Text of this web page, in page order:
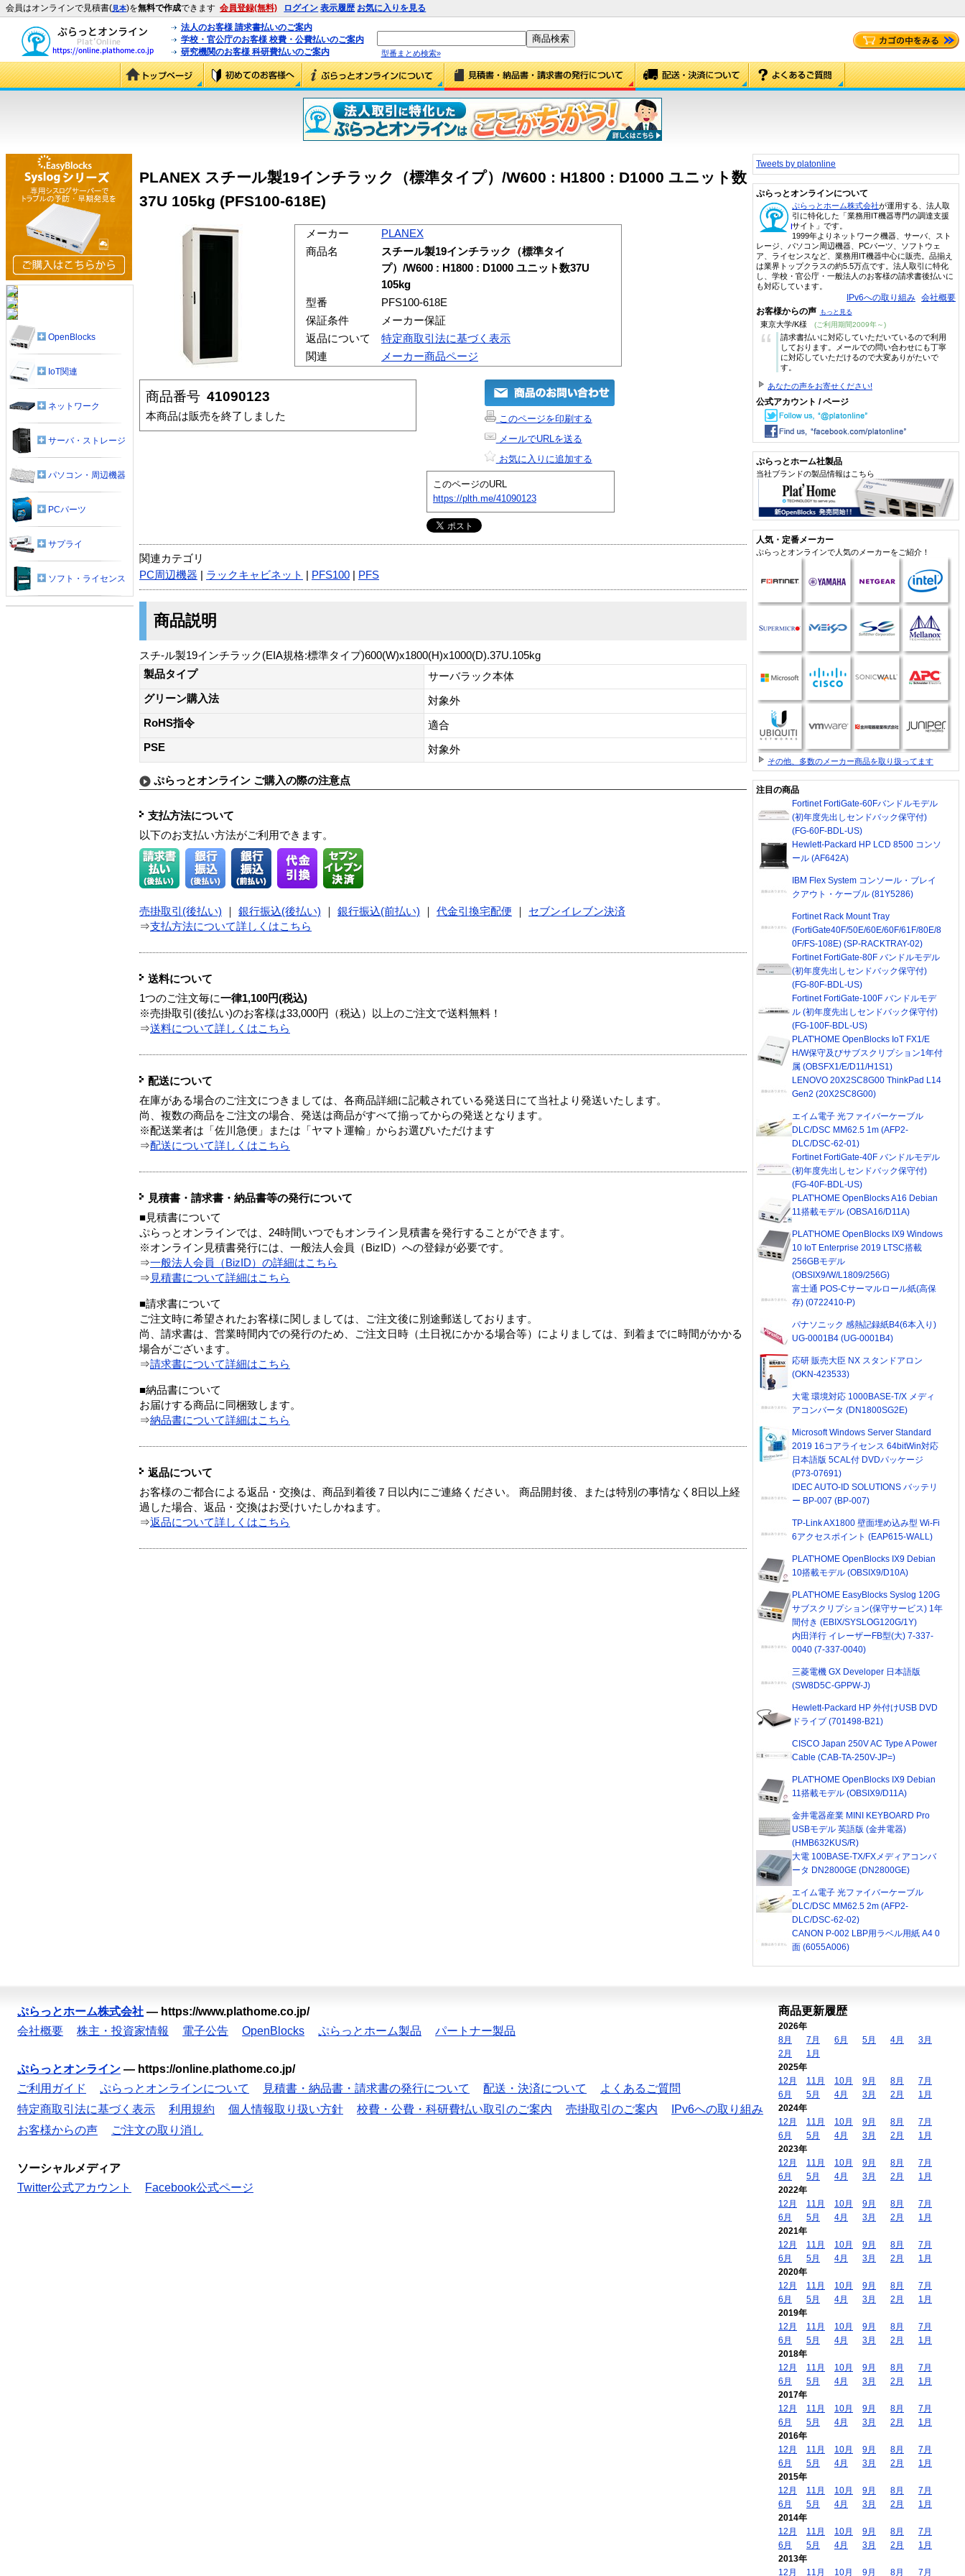
会員はオンラインで見積書(見本)を無料で作成できます 会員登録(無料) ログイン 表示履歴 お気に入りを見る
法人のお客様 請求書払いのご案内
学校・官公庁のお客様 校費・公費払いのご案内
研究機関のお客様 科研費払いのご案内
型番まとめ検索»
PLANEX スチール製19インチラック（標準タイプ）/W600 : H1800 : D1000 ユニット数
37U 105kg (PFS100-618E)
メーカー
PLANEX
商品名
スチール製19インチラック（標準タイ
プ）/W600 : H1800 : D1000 ユニット数37U
105kg
型番
PFS100-618E
保証条件
メーカー保証
返品について
特定商取引法に基づく表示
関連
メーカー商品ページ
商品番号 41090123
本商品は販売を終了しました
このページを印刷する
メールでURLを送る
お気に入りに追加する
このページのURL
https://plth.me/41090123
関連カテゴリ
PC周辺機器
ラックキャビネット PFS100 PFS
商品説明
スチ-ル製19インチラック(EIA規格:標準タイプ)600(W)x1800(H)x1000(D).37U.105kg
製品タイプ
サーバラック本体
グリーン購入法
対象外
RoHS指令
適合
PSE
対象外
ぷらっとオンライン ご購入の際の注意点
支払方法について
以下のお支払い方法がご利用できます。
売掛取引(後払い) 銀行振込(後払い) 銀行振込(前払い) 代金引換宅配便
セブンイレブン決済
⇒支払方法について詳しくはこちら
送料について
1つのご注文毎に一律1,100円(税込)
※売掛取引(後払い)のお客様は33,000円（税込）以上のご注文で送料無料！
⇒送料について詳しくはこちら
配送について
在庫がある場合のご注文につきましては、各商品詳細に記載されている発送日にて当社より発送いたします。
尚、複数の商品をご注文の場合、発送は商品がすべて揃ってからの発送となります。
※配送業者は「佐川急便」または「ヤマト運輸」からお選びいただけます
⇒配送について詳しくはこちら
見積書・請求書・納品書等の発行について
■見積書について
ぷらっとオンラインでは、24時間いつでもオンライン見積書を発行することができます。
※オンライン見積書発行には、一般法人会員（BizID）への登録が必要です。
⇒一般法人会員（BizID）の詳細はこちら
⇒ 見積書について詳細はこちら
■請求書について
ご注文時に希望されたお客様に関しましては、ご注文後に別途郵送しております。
尚、請求書は、営業時間内での発行のため、ご注文日時（土日祝にかかる場合等）によりましては、到着までに時間がかかる
場合がございます。
⇒請求書について詳細はこちら
■納品書について
お届けする商品に同梱致します。
⇒納品書について詳細はこちら
返品について
お客様のご都合による返品・交換は、商品到着後７日以内にご連絡ください。 商品開封後、または特別の事情なく8日以上経
過した場合、返品・交換はお受けいたしかねます。
⇒返品について詳しくはこちら
OpenBlocks
IoT関連
ネットワーク
サーバ・ストレージ
パソコン・周辺機器
PCパーツ
サプライ
ソフト・ライセンス
Tweets by platonline
ぷらっとオンラインについて
ぷらっとホーム株式会社が運用する、法人取
引に特化した「業務用IT機器専門の調達支援
サイト」です。
1999年よりネットワーク機器、サーバ、スト
レージ、パソコン周辺機器、PCパーツ、ソフトウェ
ア、ライセンスなど、業務用IT機器中心に販売。品揃え
は業界トップクラスの約5.5万点です。法人取引に特化
し、学校・官公庁・一般法人のお客様の請求書後払いに
も対応しています。
IPv6への取り組み 会社概要
お客様からの声 もっと見る
東京大学/K様 (ご利用期間2009年～)
“
請求書払いに対応していただいているので利用
しております。メールでの問い合わせにも丁寧
に対応していただけるので大変ありがたいで
す。
あなたの声をお寄せください!
公式アカウント / ページ
ぷらっとホーム社製品
当社ブランドの製品情報はこちら
人気・定番メーカー
ぷらっとオンラインで人気のメーカーをご紹介！
その他、多数のメーカー商品を取り扱ってます
注目の商品
Fortinet FortiGate-60Fバンドルモデル
(初年度先出しセンドバック保守付)
(FG-60F-BDL-US)
Hewlett-Packard HP LCD 8500 コンソ
ール (AF642A)
IBM Flex System コンソール・ブレイ
クアウト・ケーブル (81Y5286)
Fortinet Rack Mount Tray
(FortiGate40F/50E/60E/60F/61F/80E/8
0F/FS-108E) (SP-RACKTRAY-02)
Fortinet FortiGate-80F バンドルモデル
(初年度先出しセンドバック保守付)
(FG-80F-BDL-US)
Fortinet FortiGate-100F バンドルモデ
ル (初年度先出しセンドバック保守付)
(FG-100F-BDL-US)
PLAT'HOME OpenBlocks IoT FX1/E
H/W保守及びサブスクリプション1年付
属 (OBSFX1/E/D11/H1S1)
LENOVO 20X2SC8G00 ThinkPad L14
Gen2 (20X2SC8G00)
エイム電子 光ファイバーケーブル
DLC/DSC MM62.5 1m (AFP2-
DLC/DSC-62-01)
Fortinet FortiGate-40F バンドルモデル
(初年度先出しセンドバック保守付)
(FG-40F-BDL-US)
PLAT'HOME OpenBlocks A16 Debian
11搭載モデル (OBSA16/D11A)
PLAT'HOME OpenBlocks IX9 Windows
10 IoT Enterprise 2019 LTSC搭載
256GBモデル
(OBSIX9/W/L1809/256G)
富士通 POS-Cサーマルロール紙(高保
存) (0722410-P)
パナソニック 感熱記録紙B4(6本入り)
UG-0001B4 (UG-0001B4)
応研 販売大臣 NX スタンドアロン
(OKN-423533)
大電 環境対応 1000BASE-T/X メディ
アコンバータ (DN1800SG2E)
Microsoft Windows Server Standard
2019 16コアライセンス 64bitWin対応
日本語版 5CAL付 DVDパッケージ
(P73-07691)
IDEC AUTO-ID SOLUTIONS バッテリ
ー BP-007 (BP-007)
TP-Link AX1800 壁面埋め込み型 Wi-Fi
6アクセスポイント (EAP615-WALL)
PLAT'HOME OpenBlocks IX9 Debian
10搭載モデル (OBSIX9/D10A)
PLAT'HOME EasyBlocks Syslog 120G
サブスクリプション(保守サービス) 1年
間付き (EBIX/SYSLOG120G/1Y)
内田洋行 イレーザーFB型(大) 7-337-
0040 (7-337-0040)
三菱電機 GX Developer 日本語版
(SW8D5C-GPPW-J)
Hewlett-Packard HP 外付けUSB DVD
ドライブ (701498-B21)
CISCO Japan 250V AC Type A Power
Cable (CAB-TA-250V-JP=)
PLAT'HOME OpenBlocks IX9 Debian
11搭載モデル (OBSIX9/D11A)
金井電器産業 MINI KEYBOARD Pro
USBモデル 英語版 (金井電器)
(HMB632KUS/R)
大電 100BASE-TX/FXメディアコンバ
ータ DN2800GE (DN2800GE)
エイム電子 光ファイバーケーブル
DLC/DSC MM62.5 2m (AFP2-
DLC/DSC-62-02)
CANON P-002 LBP用ラベル用紙 A4 0
面 (6055A006)
ぷらっとホーム株式会社 — https://www.plathome.co.jp/
会社概要
株主・投資家情報 電子公告 OpenBlocks ぷらっとホーム製品 パートナー製品
ぷらっとオンライン — https://online.plathome.co.jp/
ご利用ガイド
ぷらっとオンラインについて 見積書・納品書・請求書の発行について 配送・決済について
よくあるご質問
特定商取引法に基づく表示
利用規約 個人情報取り扱い方針 校費・公費・科研費払い取引のご案内 売掛取引のご案内
IPv6への取り組み
お客様からの声
ご注文の取り消し
ソーシャルメディア
Twitter公式アカウント
Facebook公式ページ
商品更新履歴
2026年
8月
7月 6月 5月 4月
3月
2月
1月
2025年
12月
11月 10月 9月 8月
7月
6月
5月 4月 3月 2月
1月
2024年
12月
11月 10月 9月 8月
7月
6月
5月 4月 3月 2月
1月
2023年
12月
11月 10月 9月 8月
7月
6月
5月 4月 3月 2月
1月
2022年
12月
11月 10月 9月 8月
7月
6月
5月 4月 3月 2月
1月
2021年
12月
11月 10月 9月 8月
7月
6月
5月 4月 3月 2月
1月
2020年
12月
11月 10月 9月 8月
7月
6月
5月 4月 3月 2月
1月
2019年
12月
11月 10月 9月 8月
7月
6月
5月 4月 3月 2月
1月
2018年
12月
11月 10月 9月 8月
7月
6月
5月 4月 3月 2月
1月
2017年
12月
11月 10月 9月 8月
7月
6月
5月 4月 3月 2月
1月
2016年
12月
11月 10月 9月 8月
7月
6月
5月 4月 3月 2月
1月
2015年
12月
11月 10月 9月 8月
7月
6月
5月 4月 3月 2月
1月
2014年
12月
11月 10月 9月 8月
7月
6月
5月 4月 3月 2月
1月
2013年
12月
11月 10月 9月 8月 7月